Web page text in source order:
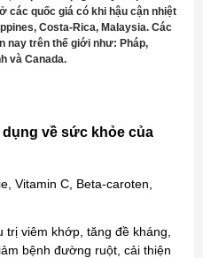
các quốc giá có khi hậu cận nhiệt
Costa-Rica, Malaysia. Các
nay trên thế giới như: Pháp,
và Canada.
về sức khỏe của
Vitamin C, Beta-caroten,
viêm khớp, tăng đề kháng,
bệnh đường ruột, cải thiện